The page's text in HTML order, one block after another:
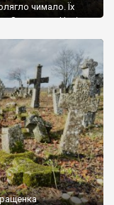
чимало. Їх
Замковим. Нині на
епітафії стер […]